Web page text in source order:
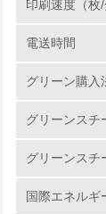
5.
印刷速度（枚/
電送時間
グリーン購入
グリーンスチ
グリーンスチ
国際エネルギ